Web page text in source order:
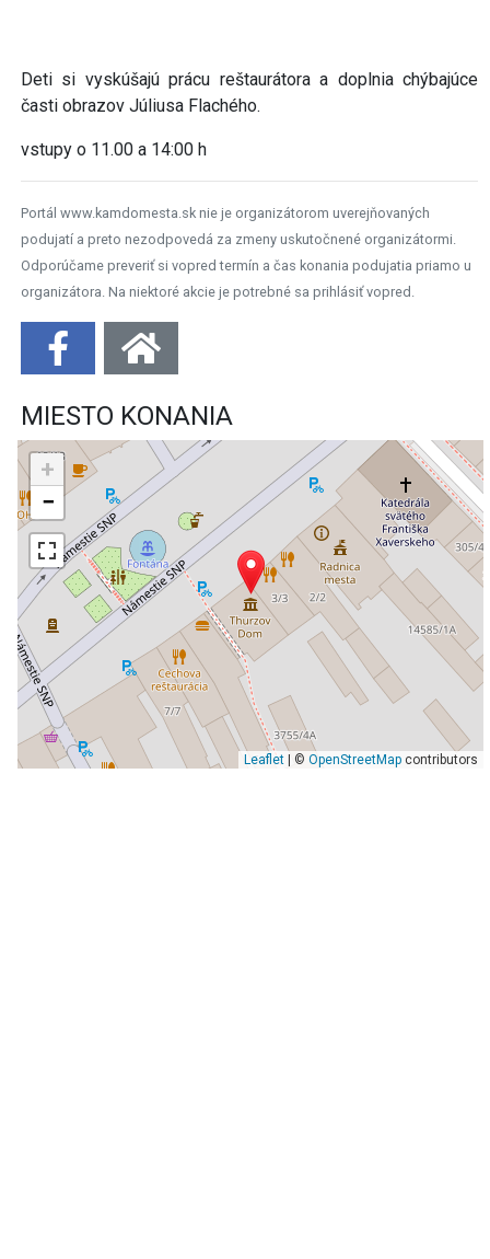
Deti si vyskúšajú prácu reštaurátora a doplnia chýbajúce
časti obrazov Júliusa Flachého.
vstupy o 11.00 a 14:00 h
Portál www.kamdomesta.sk nie je organizátorom uverejňovaných
podujatí a preto nezodpovedá za zmeny uskutočnené organizátormi.
Odporúčame preveriť si vopred termín a čas konania podujatia priamo u
organizátora. Na niektoré akcie je potrebné sa prihlásiť vopred.
MIESTO KONANIA
+
−
Leaflet| © OpenStreetMapcontributors